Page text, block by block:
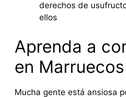
derechos de
ellos
Aprenda a
en Marruecos
Mucha gente está ansiosa